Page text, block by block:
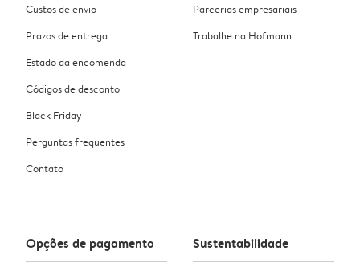
Custos de envio
Prazos de entrega
Estado da encomenda
Códigos de desconto
Black Friday
Perguntas frequentes
Contato
Parcerias empresariais
Trabalhe na Hofmann
Opções de pagamento Sustentabilidade